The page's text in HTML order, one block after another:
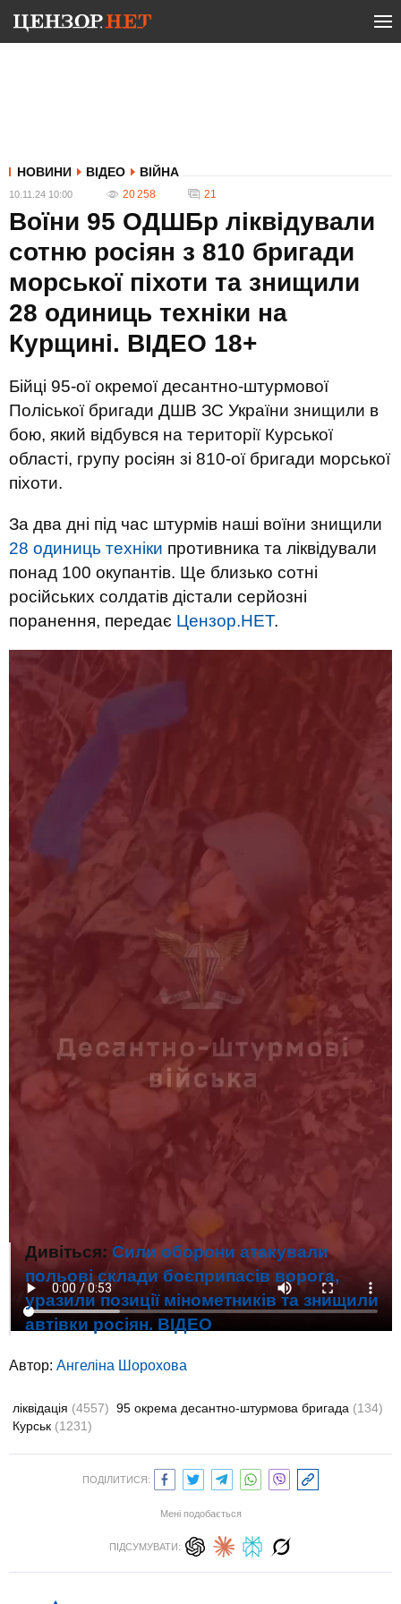
НОВИНИ ВІДЕО ВІЙНА
10.11.24 10:00 20 258 21
Воїни 95 ОДШБр ліквідували
сотню росіян з 810 бригади
морської піхоти та знищили
28 одиниць техніки на
Курщині. ВIДЕО 18+
Бійці 95-ої окремої десантно-штурмової
Поліської бригади ДШВ ЗС України знищили в
бою, який відбувся на території Курської
області, групу росіян зі 810-ої бригади морської
піхоти.
За два дні під час штурмів наші воїни знищили
28 одиниць техніки противника та ліквідували
понад 100 окупантів. Ще близько сотні
російських солдатів дістали серйозні
поранення, передає Цензор.НЕТ.
Дивіться: Сили оборони атакували
польові склади боєприпасів ворога,
уразили позиції мінометників та знищили
автівки росіян. ВIДЕО
Автор: Ангеліна Шорохова
ліквідація (4557) 95 окрема десантно-штурмова бригада (134)
Курськ (1231)
ПОДІЛИТИСЯ:
Мені подобається
ПІДСУМУВАТИ: